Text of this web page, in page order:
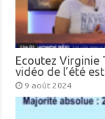
Ecoutez Virginie
vidéo de l’été
9 août 2024